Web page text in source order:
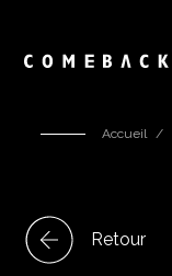
Accueil
Retour